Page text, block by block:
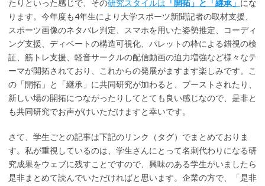
たりといった感じで、その研究スタイルは 「開拓」と「継承」 にな
ります。今年度も4年生により大学スポーツ新聞記者の取材支援、
スポーツ画像のネタバレ判定、スマホを用いた姿勢推定、コーディ
ング支援、ディベートの構造可視化、パレットの枠による錯視の検
証、筋トレ支援、軽音サークルの配信動画の迫力増強など様々なテ
ーマが開拓されており、これからの発展がますます楽しみです。こ
の「開拓」と「継承」に共同研究が加わると、ブーストされたり、
新しい場の開拓につながったりしてとても良い感じなので、是非と
も共同研究でお声がけいただけますと幸いです。
さて、学生ごとの記事は下記のリンク（タグ）でまとめておりま
す。私が重視しているのは、学生さんにとって名刺代わりになる研
究成果をウェブに残すことですので、興味のある学生がいましたら
是非まとめて読んでいただければと思います。企業の方で、「是非